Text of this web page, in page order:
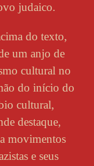
judaico.
do texto,
um anjo de
cultural no
do início do
cultural,
destaque,
movimentos
e seus